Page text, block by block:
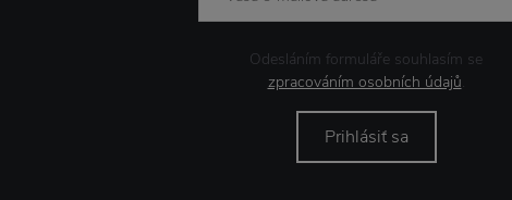
Odesláním formuláře souhlasím se
zpracováním osobních údajů.
Prihlásiť sa